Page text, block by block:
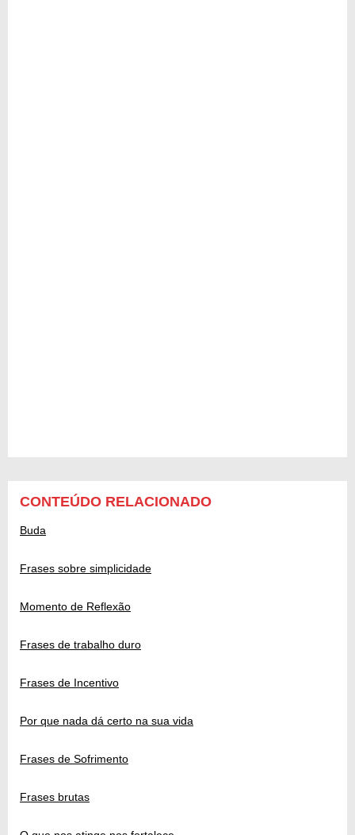
CONTEÚDO RELACIONADO
Buda
Frases sobre simplicidade
Momento de Reflexão
Frases de trabalho duro
Frases de Incentivo
Por que nada dá certo na sua vida
Frases de Sofrimento
Frases brutas